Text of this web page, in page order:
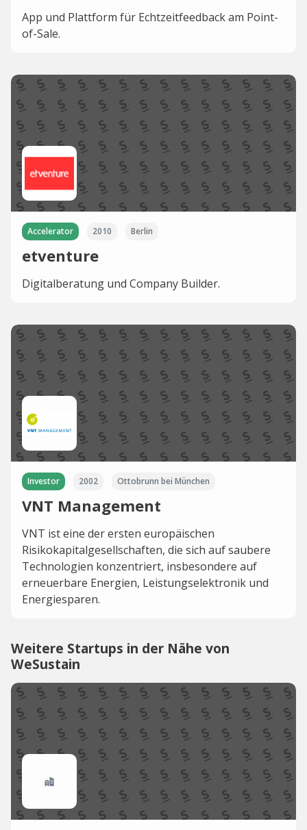
App und Plattform für Echtzeitfeedback am Point-
of-Sale.
Accelerator 2010 Berlin
etventure
Digitalberatung und Company Builder.
Investor 2002 Ottobrunn bei München
VNT Management
VNT ist eine der ersten europäischen
Risikokapitalgesellschaften, die sich auf saubere
Technologien konzentriert, insbesondere auf
erneuerbare Energien, Leistungselektronik und
Energiesparen.
Weitere Startups in der Nähe von
WeSustain